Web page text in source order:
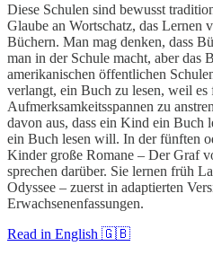
Diese Schulen sind bewusst
Glaube an Wortschatz, das Lernen
Büchern. Man mag denken, dass
man in der Schule macht, aber das
amerikanischen öffentlichen
verlangt, ein Buch zu lesen, weil
Aufmerksamkeitsspannen zu
davon aus, dass ein Kind ein Buch
ein Buch lesen will. In der fünften
Kinder große Romane – Der Graf
sprechen darüber. Sie lernen früh
Odyssee – zuerst in adaptierten
Erwachsenenfassungen.
Read in English 🇬🇧